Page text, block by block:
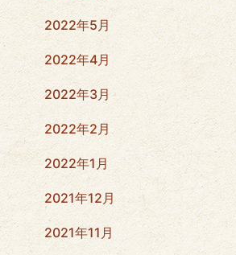
2022年5月
2022年4月
2022年3月
2022年2月
2022年1月
2021年12月
2021年11月